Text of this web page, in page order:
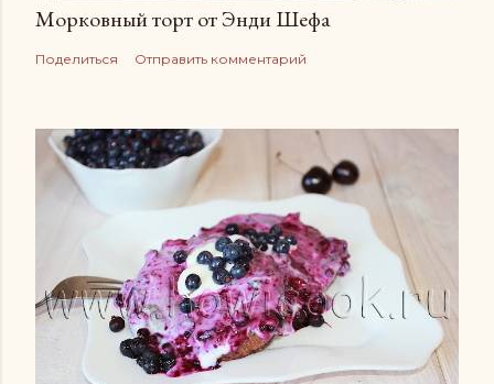
Морковный торт от Энди Шефа
Поделиться Отправить комментарий